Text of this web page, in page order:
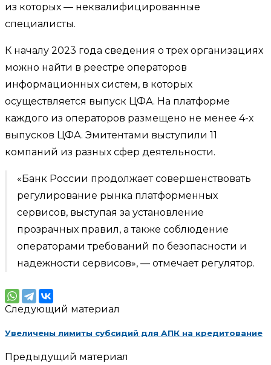
из которых — неквалифицированные
специалисты.
К началу 2023 года сведения о трех организациях
можно найти в реестре операторов
информационных систем, в которых
осуществляется выпуск ЦФА. На платформе
каждого из операторов размещено не менее 4-х
выпусков ЦФА. Эмитентами выступили 11
компаний из разных сфер деятельности.
«Банк России продолжает совершенствовать
регулирование рынка платформенных
сервисов, выступая за установление
прозрачных правил, а также соблюдение
операторами требований по безопасности и
надежности сервисов», — отмечает регулятор.
Следующий материал
Увеличены лимиты субсидий для АПК на кредитование
Предыдущий материал